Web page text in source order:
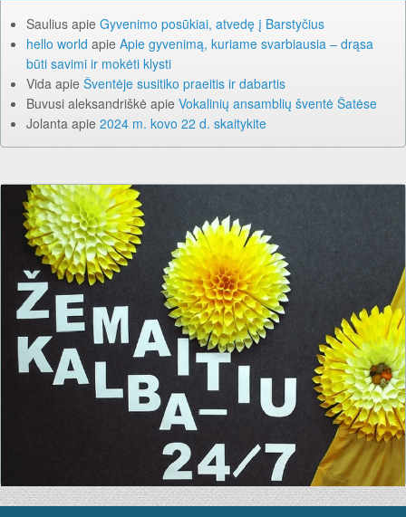
Saulius apie Gyvenimo posūkiai, atvedę į Barstyčius
hello world apie Apie gyvenimą, kuriame svarbiausia – drąsa
būti savimi ir mokėti klysti
Vida apie Šventėje susitiko praeitis ir dabartis
Buvusi aleksandriškė apie Vokalinių ansamblių šventė Šatėse
Jolanta apie 2024 m. kovo 22 d. skaitykite